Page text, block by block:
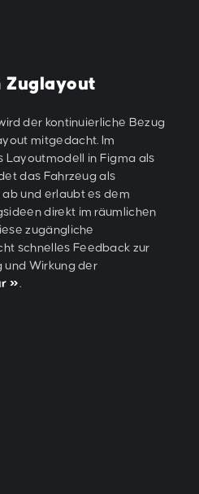
Zuglayout
der kontinuierliche Bezug
mitgedacht. Im
Layoutmodell in Figma als
das Fahrzeug als
und erlaubt es dem
direkt im räumlichen
zugängliche
schnelles Feedback zur
und Wirkung der
.